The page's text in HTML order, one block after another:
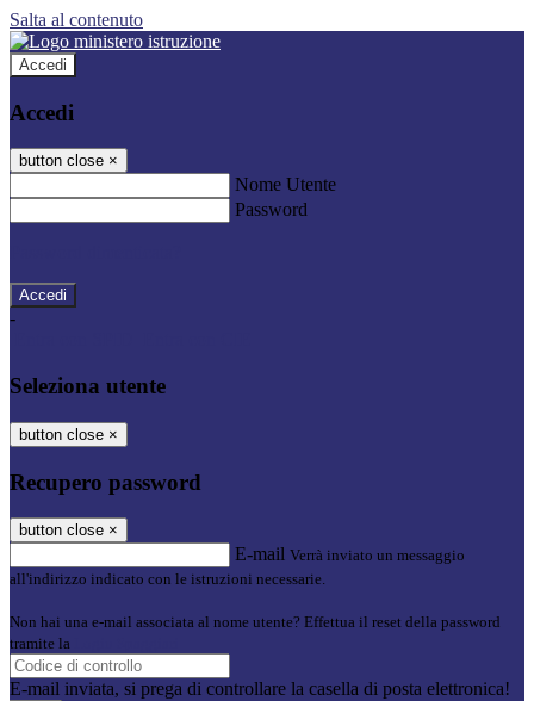
Salta al contenuto
Accedi
Accedi
button close ×
Nome Utente
Password
-
Seleziona utente
button close ×
Recupero password
button close ×
E-mail Verrà inviato un messaggio
all'indirizzo indicato con le istruzioni necessarie.
Non hai una e-mail associata al nome utente? Effettua il reset della password
tramite la
E-mail inviata, si prega di controllare la casella di posta elettronica!